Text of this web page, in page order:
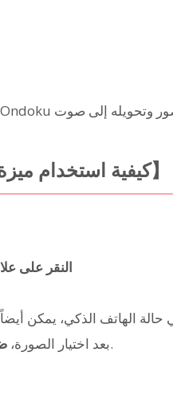
【كيفية استخدام ميزة تحويل الصورة إلى نص منطوق】
النقر على
بعد اختيار الصورة،.